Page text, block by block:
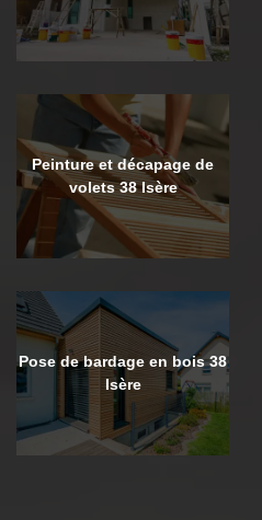
Peinture et décapage de
volets 38 Isère
Pose de bardage en bois 38
Isère